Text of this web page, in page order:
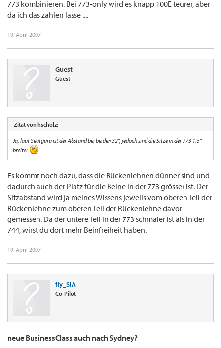
773 kombinieren. Bei 773-only wird es knapp 100E teurer, aber
da ich das zahlen lasse ....
19. April 2007
Guest
Guest
Zitat von hscholz:
Ja, laut Seatguru ist der Abstand bei beiden 32", jedoch sind die Sitze in der 773 1.5"
breiter
Es kommt noch dazu, dass die Rückenlehnen dünner sind und
dadurch auch der Platz für die Beine in der 773 grösser ist. Der
Sitzabstand wird ja meines Wissens jeweils vom oberen Teil der
Rückenlehne zum oberen Teil der Rückenlehne davor
gemessen. Da der untere Teil in der 773 schmaler ist als in der
744, wirst du dort mehr Beinfreiheit haben.
19. April 2007
fly_SIA
Co-Pilot
neue BusinessClass auch nach Sydney?